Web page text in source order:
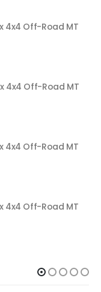
4x4 Off-Road MT
4x4 Off-Road MT
4x4 Off-Road MT
4x4 Off-Road MT